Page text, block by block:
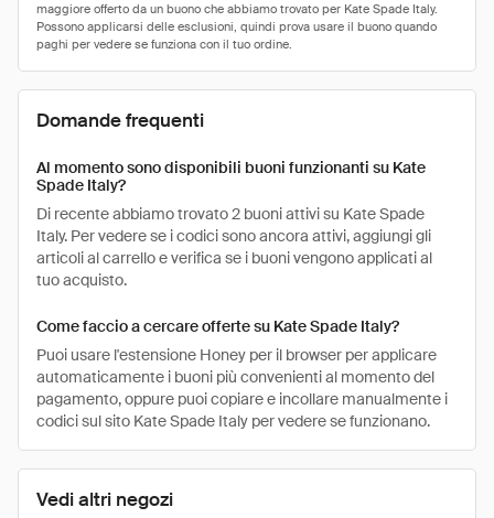
Vedi altri negozi
Domande frequenti
Al momento sono disponibili buoni funzionanti su Kate
Spade Italy?
Di recente abbiamo trovato 2 buoni attivi su Kate Spade
Italy. Per vedere se i codici sono ancora attivi, aggiungi gli
articoli al carrello e verifica se i buoni vengono applicati al
tuo acquisto.
Come faccio a cercare offerte su Kate Spade Italy?
Puoi usare l'estensione Honey per il browser per applicare
automaticamente i buoni più convenienti al momento del
pagamento, oppure puoi copiare e incollare manualmente i
codici sul sito Kate Spade Italy per vedere se funzionano.